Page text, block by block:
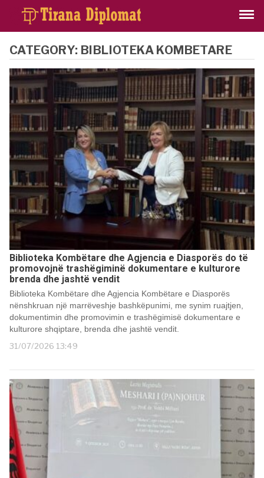
CATEGORY: BIBLIOTEKA KOMBETARE
Biblioteka Kombëtare dhe Agjencia e Diasporës do të
promovojnë trashëgiminë dokumentare e kulturore
brenda dhe jashtë vendit
Biblioteka Kombëtare dhe Agjencia Kombëtare e Diasporës
nënshkruan një marrëveshje bashkëpunimi, me synim ruajtjen,
dokumentimin dhe promovimin e trashëgimisë dokumentare e
kulturore shqiptare, brenda dhe jashtë vendit.
31/07/2026 13:49